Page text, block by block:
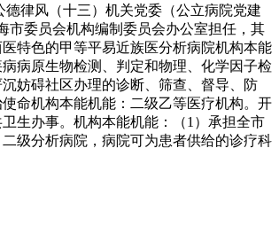
律风（十三）机关党委（公立病院党建
市委员会机构编制委员会办公室担任，其
特色的甲等平易近族医分析病院机构本能
病原生物检测、判定和物理、化学因子检
妨碍社区办理的诊断、筛查、督导、防
命机构本能机能：二级乙等医疗机构。开
生办事。机构本能机能：（1）承担全市
级分析病院，病院可为患者供给的诊疗科